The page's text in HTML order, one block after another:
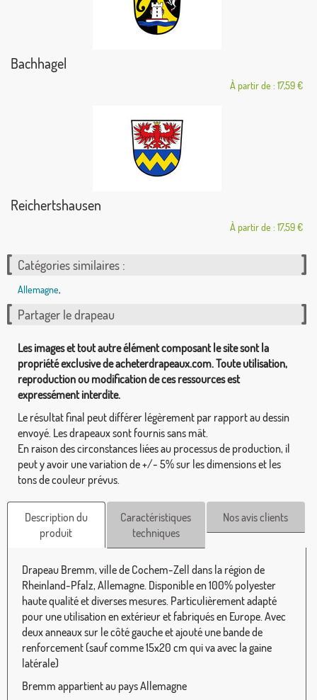
Bachhagel
À partir de : 17,59 €
Reichertshausen
À partir de : 17,59 €
Catégories similaires :
Allemagne,
Partager le drapeau
Les images et tout autre élément composant le site sont la
propriété exclusive de acheterdrapeaux.com. Toute utilisation,
reproduction ou modification de ces ressources est
expressément interdite.
Le résultat final peut différer légèrement par rapport au dessin
envoyé. Les drapeaux sont fournis sans mât.
En raison des circonstances liées au processus de production, il
peut y avoir une variation de +/- 5% sur les dimensions et les
tons de couleur prévus.
Description du
produit
Caractéristiques
techniques
Nos avis clients
Drapeau Bremm, ville de Cochem-Zell dans la région de
Rheinland-Pfalz, Allemagne. Disponible en 100% polyester
haute qualité et diverses mesures. Particulièrement adapté
pour une utilisation en extérieur et fabriqués en Europe. Avec
deux anneaux sur le côté gauche et ajouté une bande de
renforcement (sauf comme 15x20 cm qui va avec la gaine
latérale)
Bremm appartient au pays Allemagne